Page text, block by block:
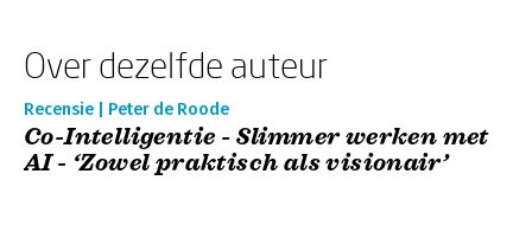
Over dezelfde auteur
Recensie | Peter de Roode
Co-Intelligentie - Slimmer werken met
AI - ‘Zowel praktisch als visionair’